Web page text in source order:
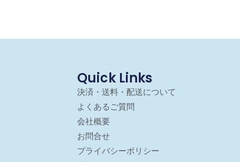
Quick Links
決済・送料・配送について
よくあるご質問
会社概要
お問合せ
プライバシーポリシー